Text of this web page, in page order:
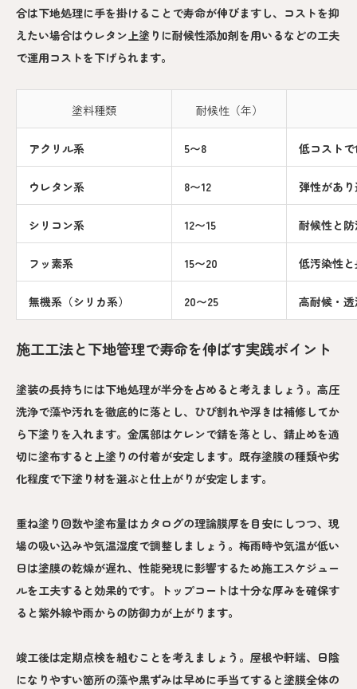
合は下地処理に手を掛けることで寿命が伸びますし、コストを抑
えたい場合はウレタン上塗りに耐候性添加剤を用いるなどの工夫
で運用コストを下げられます。
塗料種類 耐候性（年）
アクリル系 5〜8 低コスト
ウレタン系 8〜12 弾性があ
シリコン系 12〜15 耐候性と
フッ素系 15〜20 低汚染性
無機系（シリカ系） 20〜25 高耐候・
施工工法と下地管理で寿命を伸ばす実践ポイント
塗装の長持ちには下地処理が半分を占めると考えましょう。高圧
洗浄で藻や汚れを徹底的に落とし、ひび割れや浮きは補修してか
ら下塗りを入れます。金属部はケレンで錆を落とし、錆止めを適
切に塗布すると上塗りの付着が安定します。既存塗膜の種類や劣
化程度で下塗り材を選ぶと仕上がりが安定します。
重ね塗り回数や塗布量はカタログの理論膜厚を目安にしつつ、現
場の吸い込みや気温湿度で調整しましょう。梅雨時や気温が低い
日は塗膜の乾燥が遅れ、性能発現に影響するため施工スケジュー
ルを工夫すると効果的です。トップコートは十分な厚みを確保す
ると紫外線や雨からの防御力が上がります。
竣工後は定期点検を組むことを考えましょう。屋根や軒端、日陰
になりやすい箇所の藻や黒ずみは早めに手当てすると塗膜全体の